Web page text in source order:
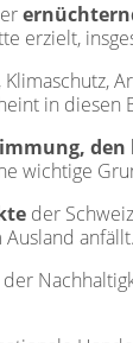
erzielt,
in
den
wichtige
der
anfällt.